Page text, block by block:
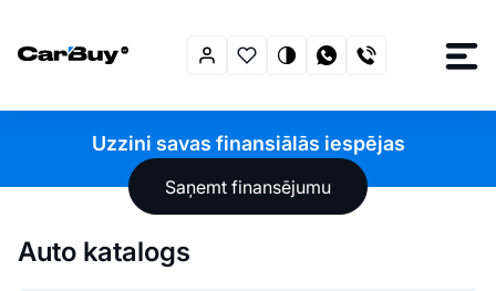
Uzzini savas finansiālās iespējas
Saņemt finansējumu
Auto katalogs